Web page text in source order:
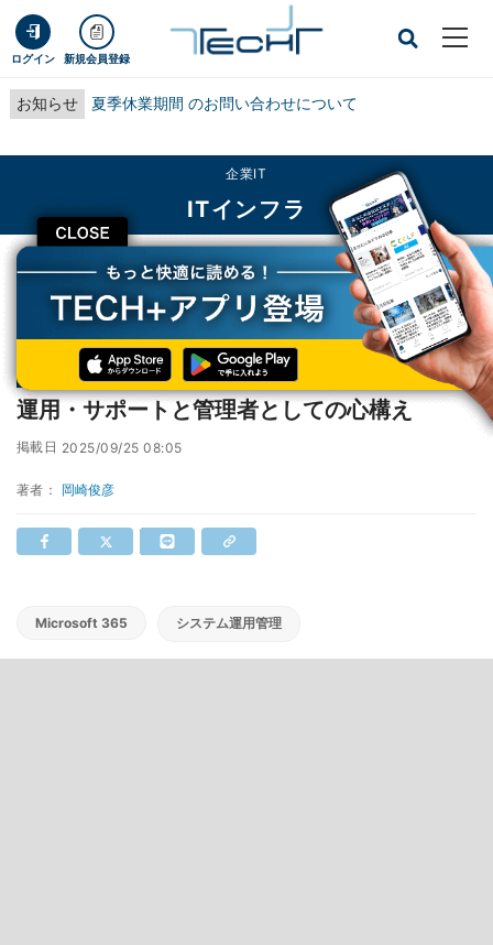
ログイン 新規会員登録
お知らせ 夏季休業期間 のお問い合わせについて
CLOSE
企業IT
ITインフラ
TECH+ 企業IT ITインフラ 運用・サポートと管理者としての心構え
連載
Microsoft 365の導入・運用管理の勘所
運用・サポートと管理者としての心構え
掲載日 2025/09/25 08:05
著者： 岡崎俊彦
Microsoft 365 システム運用管理